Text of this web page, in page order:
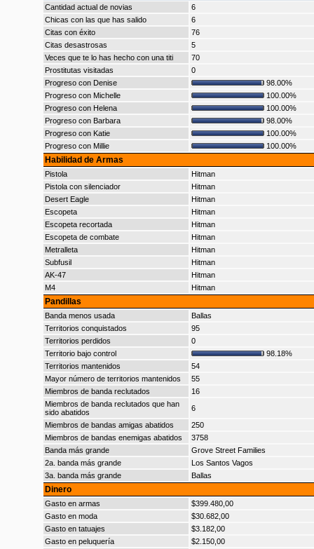
Cantidad actual de novias
6
Chicas con las que has salido
6
Citas con éxito
76
Citas desastrosas
5
Veces que te lo has hecho con una titi
70
Prostitutas visitadas
0
Progreso con Denise
98.00%
Progreso con Michelle
100.00%
Progreso con Helena
100.00%
Progreso con Barbara
98.00%
Progreso con Katie
100.00%
Progreso con Millie
100.00%
Habilidad de Armas
Pistola
Hitman
Pistola con silenciador
Hitman
Desert Eagle
Hitman
Escopeta
Hitman
Escopeta recortada
Hitman
Escopeta de combate
Hitman
Metralleta
Hitman
Subfusil
Hitman
AK-47
Hitman
M4
Hitman
Pandillas
Banda menos usada
Ballas
Territorios conquistados
95
Territorios perdidos
0
Territorio bajo control
98.18%
Territorios mantenidos
54
Mayor número de territorios mantenidos
55
Miembros de banda reclutados
16
Miembros de banda reclutados que han
sido abatidos
6
Miembros de bandas amigas abatidos
250
Miembros de bandas enemigas abatidos
3758
Banda más grande
Grove Street Families
2a. banda más grande
Los Santos Vagos
3a. banda más grande
Ballas
Dinero
Gasto en armas
$399.480,00
Gasto en moda
$30.682,00
Gasto en tatuajes
$3.182,00
Gasto en peluquería
$2.150,00